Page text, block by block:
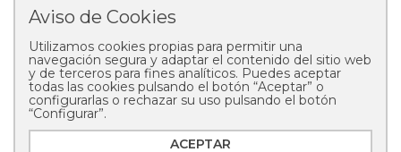
Copyright © 2025 Pastelería Mallorca
Aviso de Cookies
Utilizamos cookies propias para permitir una
navegación segura y adaptar el contenido del sitio web
y de terceros para fines analíticos. Puedes aceptar
todas las cookies pulsando el botón “Aceptar” o
configurarlas o rechazar su uso pulsando el botón
“Configurar”.
ACEPTAR